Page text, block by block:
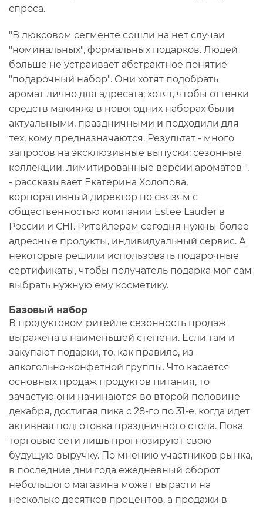
спроса.
"В люксовом сегменте сошли на нет случаи
"номинальных", формальных подарков. Людей
больше не устраивает абстрактное понятие
"подарочный набор". Они хотят подобрать
аромат лично для адресата; хотят, чтобы оттенки
средств макияжа в новогодних наборах были
актуальными, праздничными и подходили для
тех, кому предназначаются. Результат - много
запросов на эксклюзивные выпуски: сезонные
коллекции, лимитированные версии ароматов ",
- рассказывает Екатерина Холопова,
корпоративный директор по связям с
общественностью компании Estee Lauder в
России и СНГ. Ритейлерам сегодня нужны более
адресные продукты, индивидуальный сервис. А
некоторые решили использовать подарочные
сертификаты, чтобы получатель подарка мог сам
выбрать нужную ему косметику.
Базовый набор
В продуктовом ритейле сезонность продаж
выражена в наименьшей степени. Если там и
закупают подарки, то, как правило, из
алкогольно-конфетной группы. Что касается
основных продаж продуктов питания, то
зачастую они начинаются во второй половине
декабря, достигая пика с 28-го по 31-е, когда идет
активная подготовка праздничного стола. Пока
торговые сети лишь прогнозируют свою
будущую выручку. По мнению участников рынка,
в последние дни года ежедневный оборот
небольшого магазина может вырасти на
несколько десятков процентов, а продажи в